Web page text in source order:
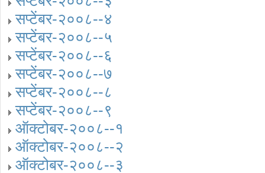
सप्टेंबर-२००८--४
सप्टेंबर-२००८--५
सप्टेंबर-२००८--६
सप्टेंबर-२००८--७
सप्टेंबर-२००८--८
सप्टेंबर-२००८--९
ऑक्टोबर-२००८--१
ऑक्टोबर-२००८--२
ऑक्टोबर-२००८--३